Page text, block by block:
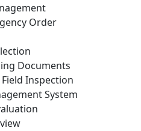
Order
Documents
Inspection
System